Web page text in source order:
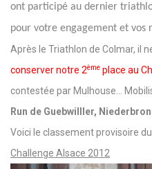
ont participé au dernier
pour votre engagement et vos
Après le Triathlon de Colmar, il
conserver notre 2ème place au
contestée par Mulhouse…
Run de Guebwilller,
Voici le classement provisoire
Challenge Alsace 2012